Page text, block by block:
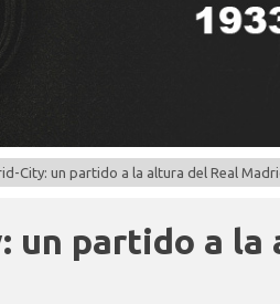
City: un partido a la altura del Real
un partido a la